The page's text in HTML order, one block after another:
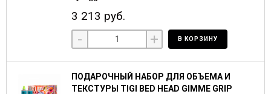
3 213 руб.
- + В КОРЗИНУ
ПОДАРОЧНЫЙ НАБОР ДЛЯ ОБЪЕМА И
ТЕКСТУРЫ TIGI BED HEAD GIMME GRIP